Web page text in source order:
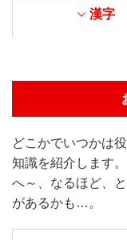
漢字
どこかでいつかは
知識を紹介します。
へ～、なるほど、
があるかも…。